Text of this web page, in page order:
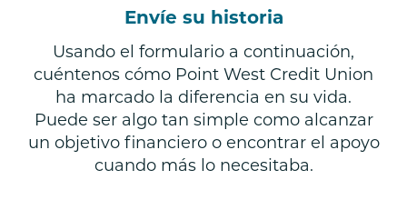
Envíe su historia
Usando el formulario a continuación,
cuéntenos cómo Point West Credit Union
ha marcado la diferencia en su vida.
Puede ser algo tan simple como alcanzar
un objetivo financiero o encontrar el apoyo
cuando más lo necesitaba.